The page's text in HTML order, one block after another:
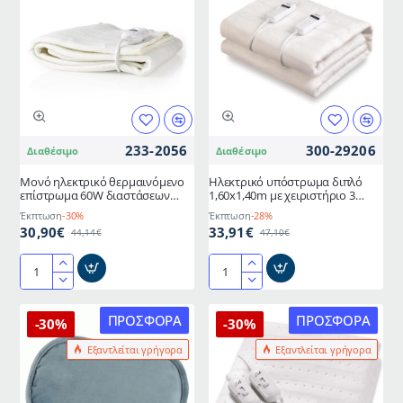
διαστάσεων
140x170cm
150x140cm
με
λαστιχάκια
σταθεροποίησης
Διαθέσιμο 233-2056
Μονό ηλεκτρικό θερμαινόμενο
επίστρωμα 60W διαστάσεων
150x80 cm
Έκπτωση-30%
30,90€ 44,14€
Μονό
θερμαινόμενο
επίστρωμα
60W
διαστάσεων
150x80
Διαθέσιμο 300-29206
Ηλεκτρικό υπόστρωμα διπλό
1,60x1,40m με χειριστήριο 3
θέσεων & χρονοδιακόπτη
πλενόμενο 2x60W
Έκπτωση-28%
33,91€ 47,10€
Ηλεκτρικό
διπλό
1,60x1,40m
χειριστήριο
ΠΡΟΣΦΟΡΆ
Εξαντλείται γρήγορα
-30% ΠΡΟΣΦΟΡΆ
Εξαντλείται γρήγορα
-30%